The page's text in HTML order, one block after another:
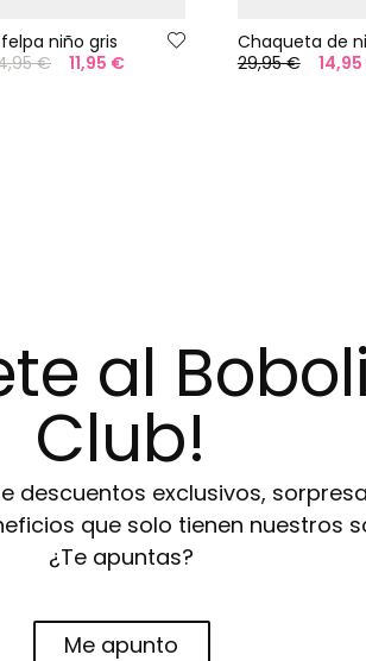
niño gris
€
11,95 €
29,95 €
al Boboli
Club!
descuentos exclusivos,
que solo tienen nuestros
¿Te apuntas?
Me apunto